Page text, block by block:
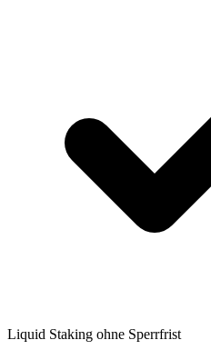
Liquid Staking ohne Sperrfrist